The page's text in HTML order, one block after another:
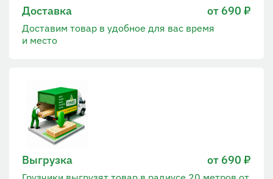
Доставка от 690 ₽
Доставим товар в удобное для вас время
и место
Выгрузка от 690 ₽